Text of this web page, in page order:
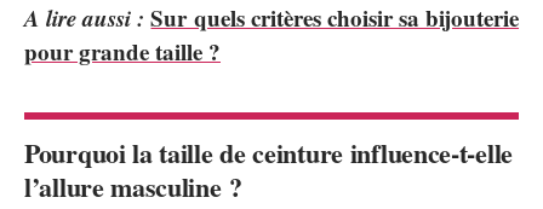
A lire aussi : Sur quels critères choisir sa bijouterie
pour grande taille ?
Pourquoi la taille de ceinture influence-t-elle
l’allure masculine ?